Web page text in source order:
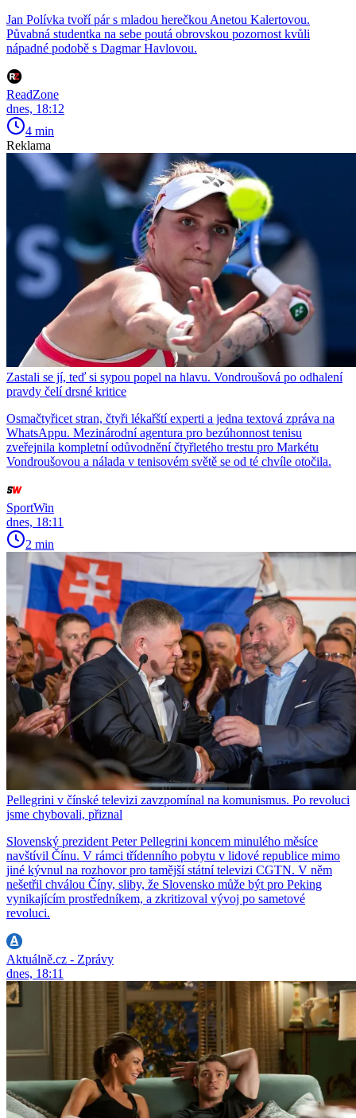
Jan Polívka tvoří pár s mladou herečkou Anetou Kalertovou.
Půvabná studentka na sebe poutá obrovskou pozornost kvůli
nápadné podobě s Dagmar Havlovou.
ReadZone
dnes, 18:12
4 min
Reklama
Zastali se jí, teď si sypou popel na hlavu. Vondroušová po odhalení
pravdy čelí drsné kritice
Osmačtyřicet stran, čtyři lékařští experti a jedna textová zpráva na
WhatsAppu. Mezinárodní agentura pro bezúhonnost tenisu
zveřejnila kompletní odůvodnění čtyřletého trestu pro Markétu
Vondroušovou a nálada v tenisovém světě se od té chvíle otočila.
SportWin
dnes, 18:11
2 min
Pellegrini v čínské televizi zavzpomínal na komunismus. Po revoluci
jsme chybovali, přiznal
Slovenský prezident Peter Pellegrini koncem minulého měsíce
navštívil Čínu. V rámci třídenního pobytu v lidové republice mimo
jiné kývnul na rozhovor pro tamější státní televizi CGTN. V něm
nešetřil chválou Číny, sliby, že Slovensko může být pro Peking
vynikajícím prostředníkem, a zkritizoval vývoj po sametové
revoluci.
Aktuálně.cz - Zprávy
dnes, 18:11